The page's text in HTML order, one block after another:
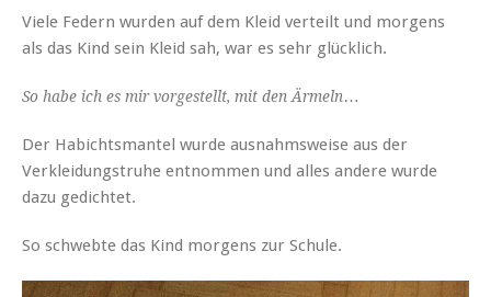
Viele Federn wurden auf dem Kleid verteilt und morgens
als das Kind sein Kleid sah, war es sehr glücklich.
So habe ich es mir vorgestellt, mit den Ärmeln…
Der Habichtsmantel wurde ausnahmsweise aus der
Verkleidungstruhe entnommen und alles andere wurde
dazu gedichtet.
So schwebte das Kind morgens zur Schule.